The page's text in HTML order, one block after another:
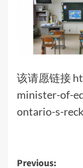
该请愿链接
minister-of-
ontario-s-
Previous: